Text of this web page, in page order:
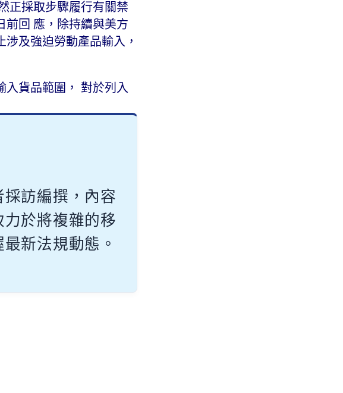
正採取步驟履行有關禁
前回 應，除持續與美方
及強迫勞動產品輸入，
入貨品範圍， 對於列入
訪編撰，內容
於將複雜的移
新法規動態。